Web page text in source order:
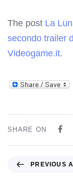
The post La
secondo trailer
Videogame.it.
SHARE ON
PREVIOUS